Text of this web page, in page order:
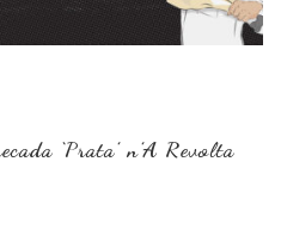
‘Prata’ n’A Revolta